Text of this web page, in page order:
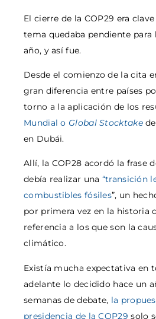
El cierre de la COP29 era
tema quedaba pendiente
año, y así fue.
Desde el comienzo de la cita
gran diferencia entre países
torno a la aplicación de los
Mundial o Global Stocktake
en Dubái.
Allí, la COP28 acordó la frase
debía realizar una “transición
combustibles fósiles”, un
por primera vez en la historia
referencia a los que son la
climático.
Existía mucha expectativa en
adelante lo decidido hace un
semanas de debate, la
presidencia de la COP29 solo